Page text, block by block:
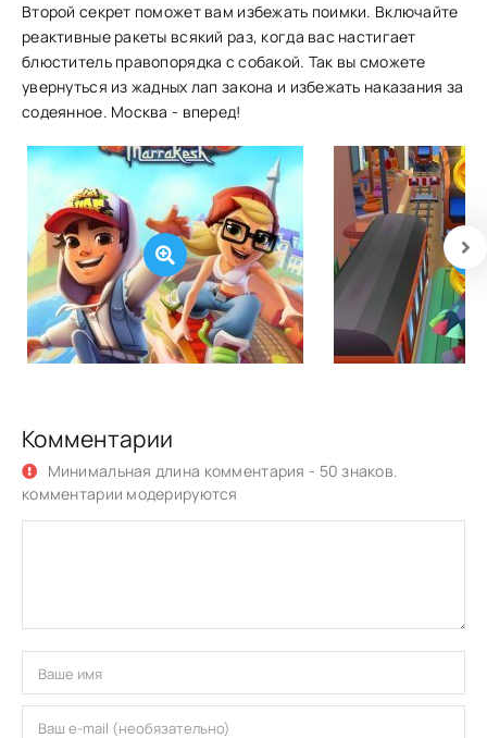
Второй секрет поможет вам избежать поимки. Включайте
реактивные ракеты всякий раз, когда вас настигает
блюститель правопорядка с собакой. Так вы сможете
увернуться из жадных лап закона и избежать наказания за
содеянное. Москва - вперед!
Комментарии
Минимальная длина комментария - 50 знаков.
комментарии модерируются